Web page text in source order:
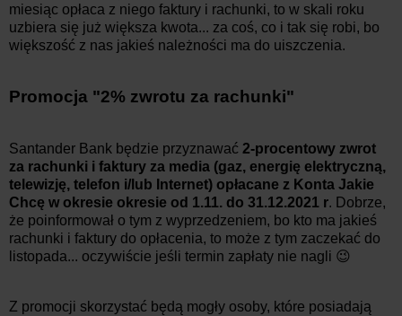
miesiąc opłaca z niego faktury i rachunki, to w skali roku
uzbiera się już większa kwota... za coś, co i tak się robi, bo
większość z nas jakieś należności ma do uiszczenia.
Promocja "2% zwrotu za rachunki"
Santander Bank będzie przyznawać 2-procentowy zwrot
za rachunki i faktury za media (gaz, energię elektryczną,
telewizję, telefon i/lub Internet) opłacane z Konta Jakie
Chcę w okresie okresie od 1.11. do 31.12.2021 r. Dobrze,
że poinformował o tym z wyprzedzeniem, bo kto ma jakieś
rachunki i faktury do opłacenia, to może z tym zaczekać do
listopada... oczywiście jeśli termin zapłaty nie nagli 😉
Z promocji skorzystać będą mogły osoby, które posiadają